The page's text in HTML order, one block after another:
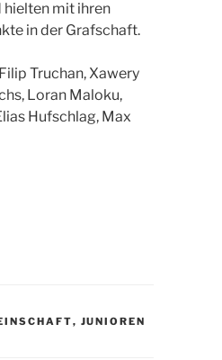
hielten mit ihren
in der Grafschaft.
Truchan, Xawery
Loran Maloku,
Hufschlag, Max
, JUNIOREN